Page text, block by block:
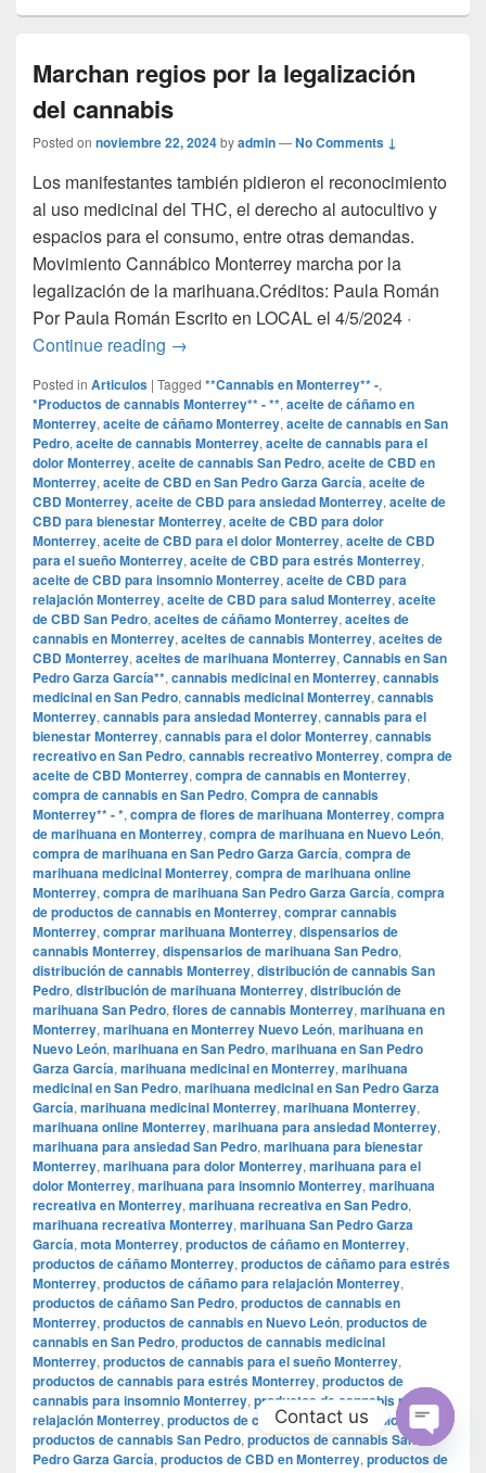
Marchan regios por la legalización
del cannabis
Posted on noviembre 22, 2024byadmin—No Comments ↓
Los manifestantes también pidieron el reconocimiento
al uso medicinal del THC, el derecho al autocultivo y
espacios para el consumo, entre otras demandas.
Movimiento Cannábico Monterrey marcha por la
legalización de la marihuana.Créditos: Paula Román
Por Paula Román Escrito en LOCAL el 4/5/2024 ·
Continue reading Marchan regios por la legalización del
→
Posted in Articulos | Tagged **Cannabis en Monterrey** -,
*Productos de cannabis Monterrey** - **, aceite de cáñamo en
Monterrey, aceite de cáñamo Monterrey, aceite de cannabis en San
Pedro, aceite de cannabis Monterrey, aceite de cannabis para el
dolor Monterrey, aceite de cannabis San Pedro, aceite de CBD en
Monterrey, aceite de CBD en San Pedro Garza García, aceite de
CBD Monterrey, aceite de CBD para ansiedad Monterrey, aceite de
CBD para bienestar Monterrey, aceite de CBD para dolor
Monterrey, aceite de CBD para el dolor Monterrey, aceite de CBD
para el sueño Monterrey, aceite de CBD para estrés Monterrey,
aceite de CBD para insomnio Monterrey, aceite de CBD para
relajación Monterrey, aceite de CBD para salud Monterrey, aceite
de CBD San Pedro, aceites de cáñamo Monterrey, aceites de
cannabis en Monterrey, aceites de cannabis Monterrey, aceites de
CBD Monterrey, aceites de marihuana Monterrey, Cannabis en San
Pedro Garza García**, cannabis medicinal en Monterrey, cannabis
medicinal en San Pedro, cannabis medicinal Monterrey, cannabis
Monterrey, cannabis para ansiedad Monterrey, cannabis para el
bienestar Monterrey, cannabis para el dolor Monterrey, cannabis
recreativo en San Pedro, cannabis recreativo Monterrey, compra de
aceite de CBD Monterrey, compra de cannabis en Monterrey,
compra de cannabis en San Pedro, Compra de cannabis
Monterrey** - *, compra de flores de marihuana Monterrey, compra
de marihuana en Monterrey, compra de marihuana en Nuevo León,
compra de marihuana en San Pedro Garza García, compra de
marihuana medicinal Monterrey, compra de marihuana online
Monterrey, compra de marihuana San Pedro Garza García, compra
de productos de cannabis en Monterrey, comprar cannabis
Monterrey, comprar marihuana Monterrey, dispensarios de
cannabis Monterrey, dispensarios de marihuana San Pedro,
distribución de cannabis Monterrey, distribución de cannabis San
Pedro, distribución de marihuana Monterrey, distribución de
marihuana San Pedro, flores de cannabis Monterrey, marihuana en
Monterrey, marihuana en Monterrey Nuevo León, marihuana en
Nuevo León, marihuana en San Pedro, marihuana en San Pedro
Garza García, marihuana medicinal en Monterrey, marihuana
medicinal en San Pedro, marihuana medicinal en San Pedro Garza
García, marihuana medicinal Monterrey, marihuana Monterrey,
marihuana online Monterrey, marihuana para ansiedad Monterrey,
marihuana para ansiedad San Pedro, marihuana para bienestar
Monterrey, marihuana para dolor Monterrey, marihuana para el
dolor Monterrey, marihuana para insomnio Monterrey, marihuana
recreativa en Monterrey, marihuana recreativa en San Pedro,
marihuana recreativa Monterrey, marihuana San Pedro Garza
García, mota Monterrey, productos de cáñamo en Monterrey,
productos de cáñamo Monterrey, productos de cáñamo para estrés
Monterrey, productos de cáñamo para relajación Monterrey,
productos de cáñamo San Pedro, productos de cannabis en
Monterrey, productos de cannabis en Nuevo León, productos de
cannabis en San Pedro, productos de cannabis medicinal
Monterrey, productos de cannabis para el sueño Monterrey,
productos de cannabis para estrés Monterrey, productos de
cannabis para insomnio Monterrey, productos de cannabis para
relajación Monterrey, productos de cannabis para salud Monterrey
productos de cannabis San Pedro, productos de cannabis San
Pedro Garza García, productos de CBD en Monterrey, productos de
Contact us
Open